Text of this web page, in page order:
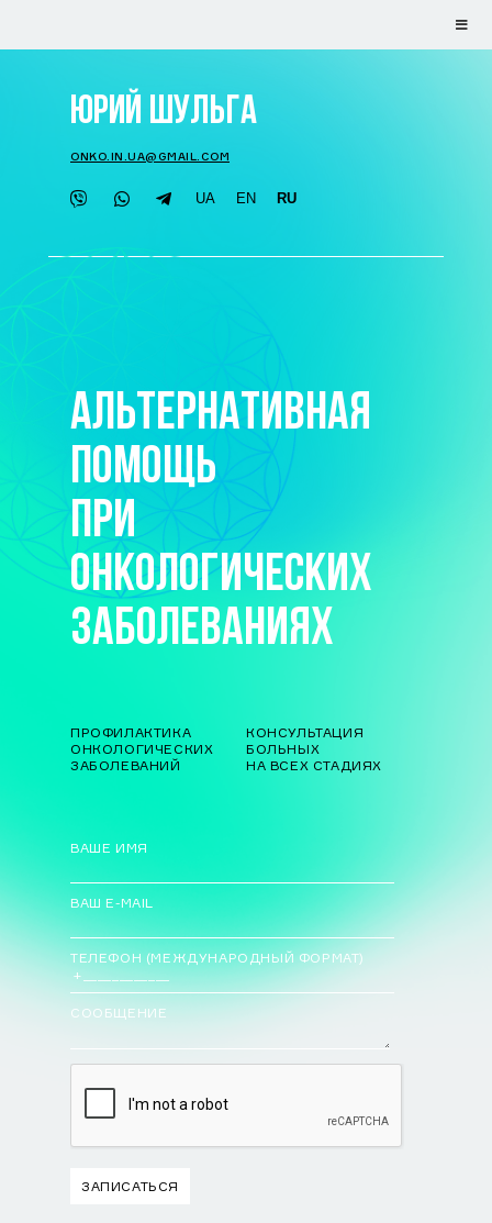
ЮРИЙ ШУЛЬГА
ONKO.IN.UA@GMAIL.COM
UA EN RU
АЛЬТЕРНАТИВНАЯ
ПОМОЩЬ
ПРИ
ОНКОЛОГИЧЕСКИХ
ЗАБОЛЕВАНИЯХ
ПРОФИЛАКТИКА
ОНКОЛОГИЧЕСКИХ
ЗАБОЛЕВАНИЙ
КОНСУЛЬТАЦИЯ
БОЛЬНЫХ
НА ВСЕХ СТАДИЯХ
ВАШЕ ИМЯ
ВАШ E-MAIL
ТЕЛЕФОН (МЕЖДУНАРОДНЫЙ ФОРМАТ)
СООБЩЕНИЕ